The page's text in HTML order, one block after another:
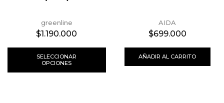
greenline
$1.190.000
SELECCIONAR
OPCIONES
AIDA
$699.000
AÑADIR AL CARRITO